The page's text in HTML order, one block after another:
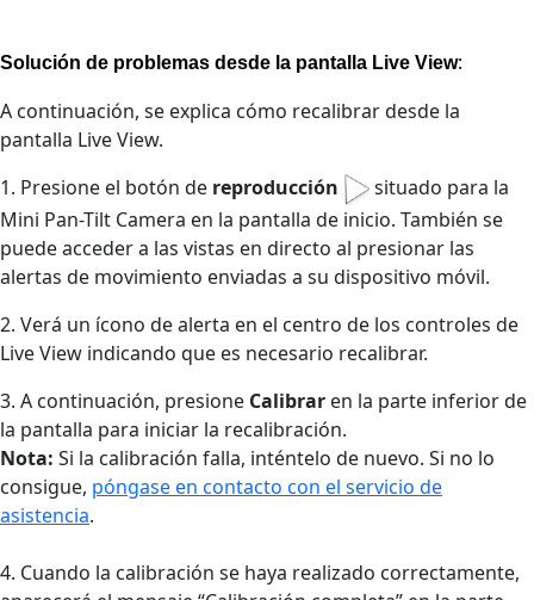
Solución de problemas desde la pantalla Live View:
A continuación, se explica cómo recalibrar desde la
pantalla Live View.
1. Presione el botón de reproducción
situado para la
Mini Pan-Tilt Camera en la pantalla de inicio. También se
puede acceder a las vistas en directo al presionar las
alertas de movimiento enviadas a su dispositivo móvil.
2. Verá un ícono de alerta en el centro de los controles de
Live View indicando que es necesario recalibrar.
3. A continuación, presione Calibrar en la parte inferior de
la pantalla para iniciar la recalibración.
Nota: Si la calibración falla, inténtelo de nuevo. Si no lo
consigue, póngase en contacto con el servicio de
asistencia.
4. Cuando la calibración se haya realizado correctamente,